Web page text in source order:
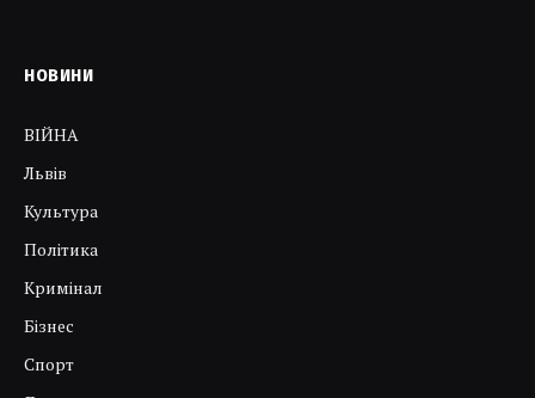
НОВИНИ
ВІЙНА
Львів
Культура
Політика
Кримінал
Бізнес
Спорт